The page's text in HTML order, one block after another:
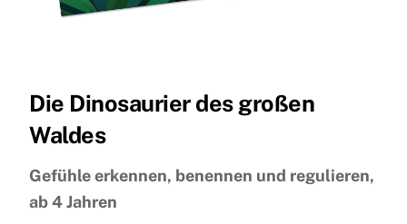
Die Dinosaurier des großen
Waldes
Gefühle erkennen, benennen und regulieren,
ab 4 Jahren